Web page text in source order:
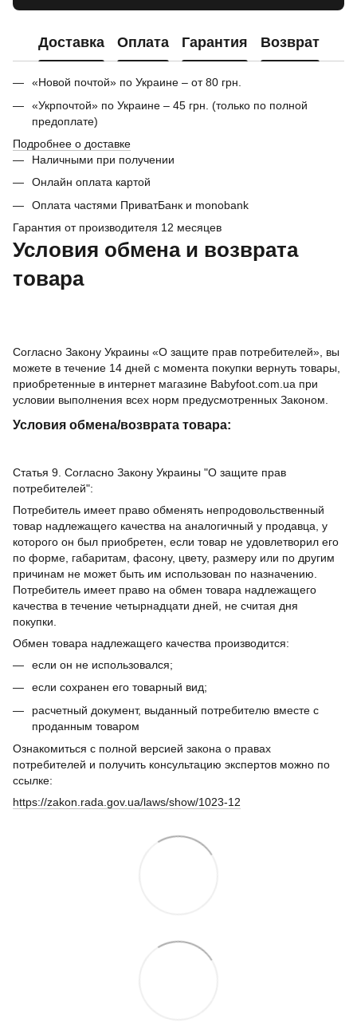
Доставка Оплата Гарантия Возврат
«Новой почтой» по Украине – от 80 грн.
«Укрпочтой» по Украине – 45 грн. (только по полной
предоплате)
Подробнее о доставке
Наличными при получении
Онлайн оплата картой
Оплата частями ПриватБанк и monobank
Гарантия от производителя 12 месяцев
Условия обмена и возврата
товара
Согласно Закону Украины «О защите прав потребителей», вы
можете в течение 14 дней с момента покупки вернуть товары,
приобретенные в интернет магазине Babyfoot.com.ua при
условии выполнения всех норм предусмотренных Законом.
Условия обмена/возврата товара:
Статья 9. Согласно Закону Украины "О защите прав
потребителей":
Потребитель имеет право обменять непродовольственный
товар надлежащего качества на аналогичный у продавца, у
которого он был приобретен, если товар не удовлетворил его
по форме, габаритам, фасону, цвету, размеру или по другим
причинам не может быть им использован по назначению.
Потребитель имеет право на обмен товара надлежащего
качества в течение четырнадцати дней, не считая дня
покупки.
Обмен товара надлежащего качества производится:
если он не использовался;
если сохранен его товарный вид;
расчетный документ, выданный потребителю вместе с
проданным товаром
Ознакомиться с полной версией закона о правах
потребителей и получить консультацию экспертов можно по
ссылке:
https://zakon.rada.gov.ua/laws/show/1023-12